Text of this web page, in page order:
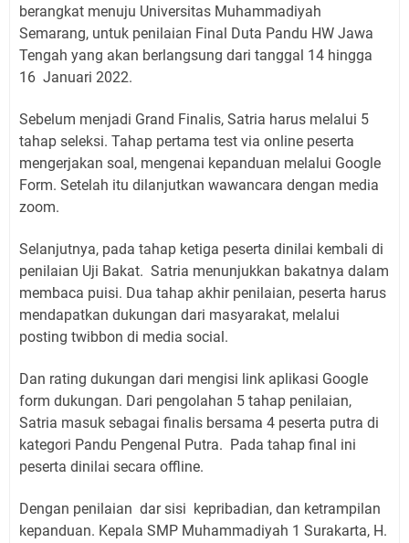
berangkat menuju Universitas Muhammadiyah
Semarang, untuk penilaian Final Duta Pandu HW Jawa
Tengah yang akan berlangsung dari tanggal 14 hingga
16 Januari 2022.
Sebelum menjadi Grand Finalis, Satria harus melalui 5
tahap seleksi. Tahap pertama test via online peserta
mengerjakan soal, mengenai kepanduan melalui Google
Form. Setelah itu dilanjutkan wawancara dengan media
zoom.
Selanjutnya, pada tahap ketiga peserta dinilai kembali di
penilaian Uji Bakat. Satria menunjukkan bakatnya dalam
membaca puisi. Dua tahap akhir penilaian, peserta harus
mendapatkan dukungan dari masyarakat, melalui
posting twibbon di media social.
Dan rating dukungan dari mengisi link aplikasi Google
form dukungan. Dari pengolahan 5 tahap penilaian,
Satria masuk sebagai finalis bersama 4 peserta putra di
kategori Pandu Pengenal Putra. Pada tahap final ini
peserta dinilai secara offline.
Dengan penilaian dar sisi kepribadian, dan ketrampilan
kepanduan. Kepala SMP Muhammadiyah 1 Surakarta, H.